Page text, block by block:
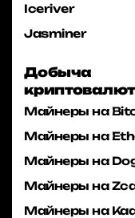
Iceriver
Jasminer
Добыча
Майнеры на
Майнеры на
Майнеры на
Майнеры на
Майнеры на